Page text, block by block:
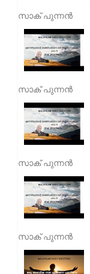
സാക് പുന്നൻ
സാക് പുന്നൻ
സാക് പുന്നൻ
സാക് പുന്നൻ